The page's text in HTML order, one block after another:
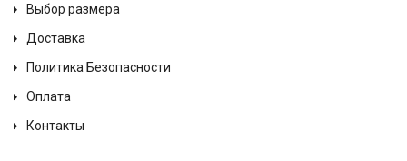
Выбор размера
Доставка
Политика Безопасности
Оплата
Контакты